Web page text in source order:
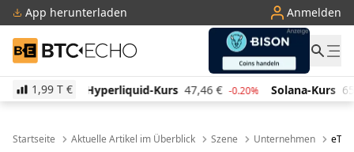
App herunterladen Anmelden
BTC-ECHO
1,99 T €
Kurs 47,46 € -0.20% Solana-Kurs 65,94 € 4.00% TRON-
Startseite Aktuelle Artikel im Überblick Szene Unternehmen